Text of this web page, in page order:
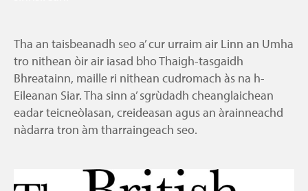
Tha an taisbeanadh seo a’ cur urraim air Linn an Umha
tro nithean òir air iasad bho Thaigh-tasgaidh
Bhreatainn, maille ri nithean cudromach às na h-
Eileanan Siar. Tha sinn a’ sgrùdadh cheanglaichean
eadar teicneòlasan, creideasan agus an àrainneachd
nàdarra tron àm tharraingeach seo.